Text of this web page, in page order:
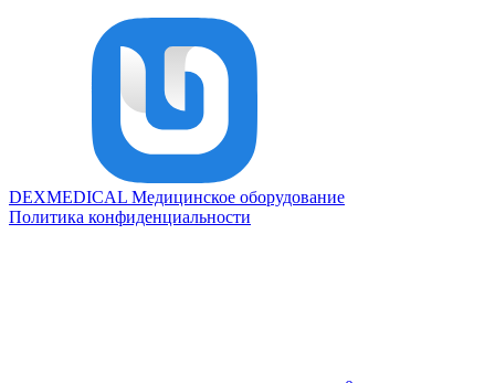
DEXMEDICAL Медицинское оборудование
Политика конфиденциальности